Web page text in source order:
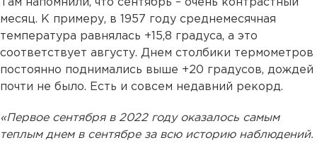
Там напомнили, что сентябрь – очень контрастный
месяц. К примеру, в 1957 году среднемесячная
температура равнялась +15,8 градуса, а это
соответствует августу. Днем столбики термометров
постоянно поднимались выше +20 градусов, дождей
почти не было. Есть и совсем недавний рекорд.
«Первое сентября в 2022 году оказалось самым
теплым днем в сентябре за всю историю наблюдений.